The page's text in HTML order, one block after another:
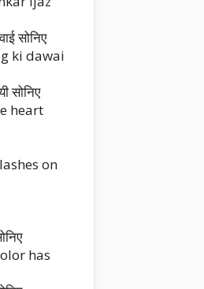
सोनिए
ki dawai
सोनिए
heart
on
has